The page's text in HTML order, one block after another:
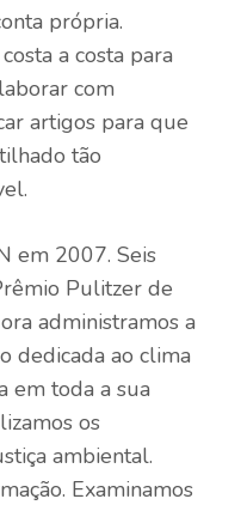
própria.
a costa para
com
artigos para que
tão
em 2007. Seis
Pulitzer de
administramos a
dedicada ao clima
em toda a sua
os
ambiental.
Examinamos